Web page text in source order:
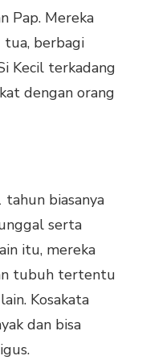
Pap. Mereka
tua, berbagi
Kecil terkadang
dengan orang
tahun biasanya
serta
itu, mereka
tubuh tertentu
Kosakata
dan bisa